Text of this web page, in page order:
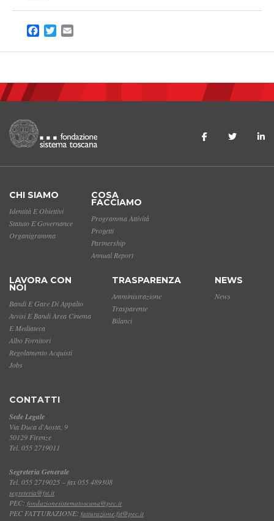
Facebook
Twitter
CHI SIAMO
Identità E Obiettivi
Statuto E Governance
Organigramma
COSA
FACCIAMO
Programma Attività
Progetti
Partnership
Annual Report
LAVORA CON
NOI
Bandi E Gare Di Appalto
Avvisi E Bandi Area Cinema
E Mediateca
Albo Fornitori
Regolamento Acquisti
Jobs
TRASPARENZA
Amministrazione
Trasparente
Bilanci
NEWS
News
CONTATTI
Sede Legale
Via Duca d'Aosta, 9
50129 Firenze
Tel. 055 2719011
Segreteria Generale
Tel. 055 2719025 – fax 055 489308
segreteria@fst.it
PEC: fondazionesistematoscana@pec.it
PEC FATTURAZIONE: fatturazione.fst@pec.it